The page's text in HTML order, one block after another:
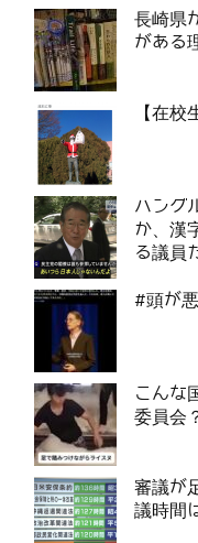
長崎県
がある
【在
ハング
か、漢
る議員
#頭が
こんな
委員会
審議が
議時間